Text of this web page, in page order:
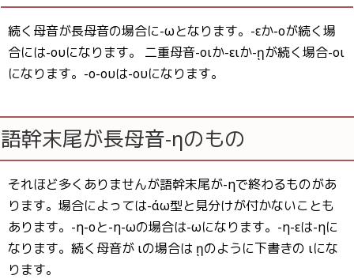
続く母音が長母音の場合に-ωとなります。-εか-οが続く場
合には-ουになります。 二重母音-οιか-ειか-ῃが続く場合-οι
になります。-ο-ουは-ουになります。
語幹末尾が長母音-ηのもの
それほど多くありませんが語幹末尾が-ηで終わるものがあ
ります。場合によっては-άω型と見分けが付かないことも
あります。-η-οと-η-ωの場合は-ωになります。-η-εは-ηに
なります。続く母音が ιの場合は ῃのように下書きの ιにな
ります。